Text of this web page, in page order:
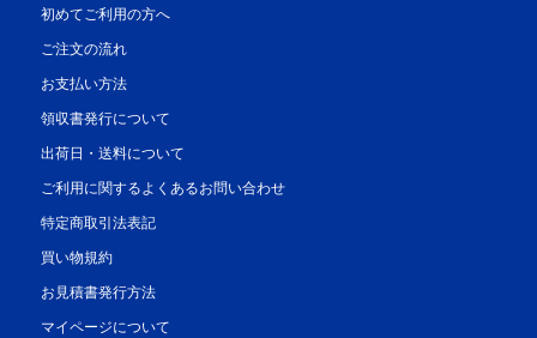
初めてご利用の方へ
ご注文の流れ
お支払い方法
領収書発行について
出荷日・送料について
ご利用に関するよくあるお問い合わせ
特定商取引法表記
買い物規約
お見積書発行方法
マイページについて